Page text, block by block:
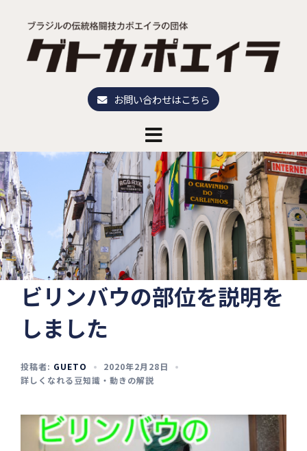
ッ
プ
お問い合わせはこちら
ビリンバウの部位を説明を
しました
投稿者: GUETO
2020年2月28日
詳しくなれる豆知識・動きの解説